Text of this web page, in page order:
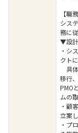
【職
シス
務に
▼設
・シ
クト
具
移行
PMO
ムの
・顧
立案
・プ